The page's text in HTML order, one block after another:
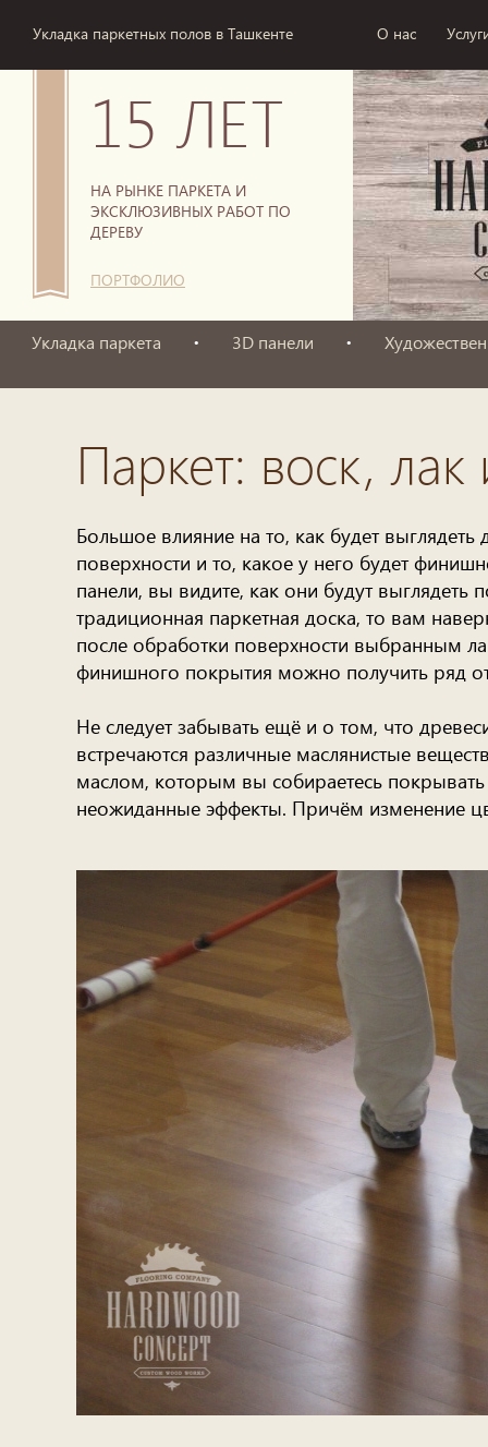
Укладка паркетных полов в Ташкенте О нас
15 ЛЕТ
НА РЫНКЕ ПАРКЕТА И
ЭКСКЛЮЗИВНЫХ РАБОТ ПО
ДЕРЕВУ
ПОРТФОЛИО
Укладка паркета 3D панели
Паркет: воск,
Большое влияние на то, как будет
поверхности и то, какое у него будет
панели, вы видите, как они будут выглядеть
традиционная паркетная доска, то вам
после обработки поверхности выбранным
финишного покрытия можно получить ряд
Не следует забывать ещё и о том, что
встречаются различные маслянистые
маслом, которым вы собираетесь
неожиданные эффекты. Причём изменение